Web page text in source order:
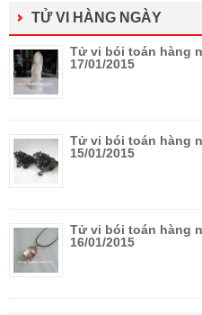
TỬ VI HÀNG NGÀY
Tử vi bói toán hàng
17/01/2015
Tử vi bói toán hàng
15/01/2015
Tử vi bói toán hàng
16/01/2015